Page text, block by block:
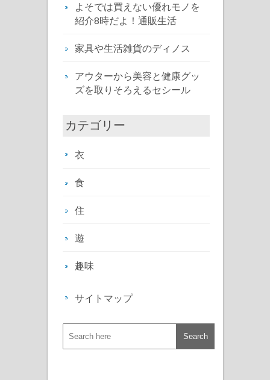
よそでは買えない優れモノを
紹介8時だよ！通販生活
家具や生活雑貨のディノス
アウターから美容と健康グッ
ズを取りそろえるセシール
カテゴリー
衣
食
住
遊
趣味
サイトマップ